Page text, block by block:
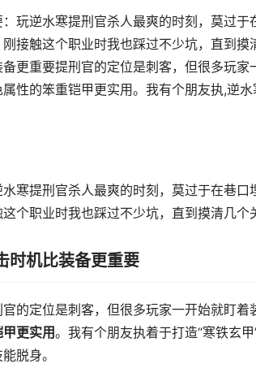
：玩逆水寒提刑官杀人最爽的时刻，莫过
刚接触这个职业时我也踩过不少坑，直到
备更重要提刑官的定位是刺客，但很多玩
属性的笨重铠甲更实用。我有个朋友执,逆
水寒提刑官杀人最爽的时刻，莫过于在巷
个职业时我也踩过不少坑，直到摸清几个
时机比装备更重要
官的定位是刺客，但很多玩家一开始就盯着
甲更实用。我有个朋友执着于打造“寒铁玄
脱身。